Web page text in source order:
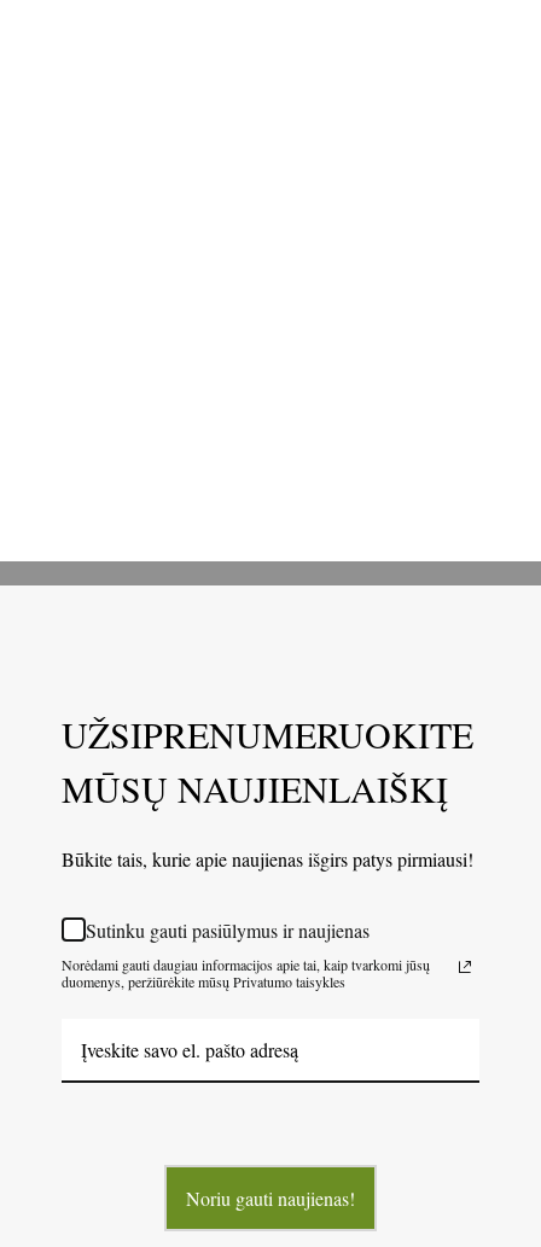
UŽSIPRENUMERUOKITE
MŪSŲ NAUJIENLAIŠKĮ
Būkite tais, kurie apie naujienas išgirs patys pirmiausi!
Sutinku gauti pasiūlymus ir naujienas
Norėdami gauti daugiau informacijos apie tai, kaip tvarkomi jūsų
duomenys, peržiūrėkite mūsų Privatumo taisykles
Noriu gauti naujienas!